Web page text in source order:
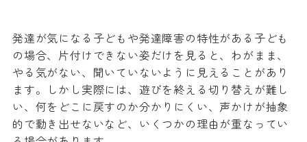
発達が気になる子どもや発達障害の特性がある子ども
の場合、片付けできない姿だけを見ると、わがまま、
やる気がない、聞いていないように見えることがあり
ます。しかし実際には、遊びを終える切り替えが難し
い、何をどこに戻すのか分かりにくい、声かけが抽象
的で動き出せないなど、いくつかの理由が重なってい